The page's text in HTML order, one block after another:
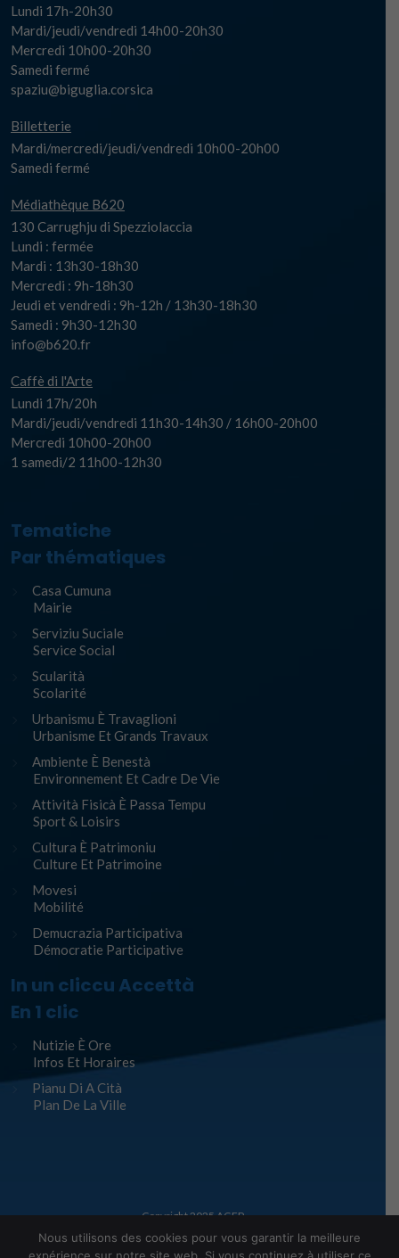
Lundi 17h-20h30
Mardi/jeudi/vendredi 14h00-20h30
Mercredi 10h00-20h30
Samedi fermé
spaziu@biguglia.corsica
Billetterie
Mardi/mercredi/jeudi/vendredi 10h00-20h00
Samedi fermé
Médiathèque B620
130 Carrughju di Spezziolaccia
Lundi : fermée
Mardi : 13h30-18h30
Mercredi : 9h-18h30
Jeudi et vendredi : 9h-12h / 13h30-18h30
Samedi : 9h30-12h30
info@b620.fr
Caffè di l'Arte
Lundi 17h/20h
Mardi/jeudi/vendredi 11h30-14h30 / 16h00-20h00
Mercredi 10h00-20h00
1 samedi/2 11h00-12h30
Tematiche
Par thématiques
Casa Cumuna
Mairie
Serviziu Suciale
Service Social
Scularità
Scolarité
Urbanismu È Travaglioni
Urbanisme Et Grands Travaux
Ambiente È Benestà
Environnement Et Cadre De Vie
Attività Fisicà È Passa Tempu
Sport & Loisirs
Cultura È Patrimoniu
Culture Et Patrimoine
Movesi
Mobilité
Demucrazia Participativa
Démocratie Participative
In un cliccu Accettà
En 1 clic
Nutizie È Ore
Infos Et Horaires
Pianu Di A Cità
Plan De La Ville
Copyright 2025AGEP
Legge infurmàtiche – Mentions Légales
Nous utilisons des cookies pour vous garantir la meilleure